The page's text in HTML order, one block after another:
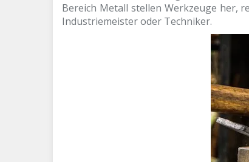
Bereich Metall stellen Werkzeuge her,
Industriemeister oder Techniker.